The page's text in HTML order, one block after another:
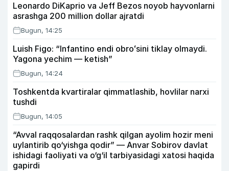
Leonardo DiKaprio va Jeff Bezos noyob hayvonlarni
asrashga 200 million dollar ajratdi
Bugun, 14:25
Luish Figo: “Infantino endi obroʻsini tiklay olmaydi.
Yagona yechim — ketish”
Bugun, 14:24
Toshkentda kvartiralar qimmatlashib, hovlilar narxi
tushdi
Bugun, 14:05
“Avval raqqosalardan rashk qilgan ayolim hozir meni
uylantirib qo‘yishga qodir” — Anvar Sobirov davlat
ishidagi faoliyati va o‘g‘il tarbiyasidagi xatosi haqida
gapirdi